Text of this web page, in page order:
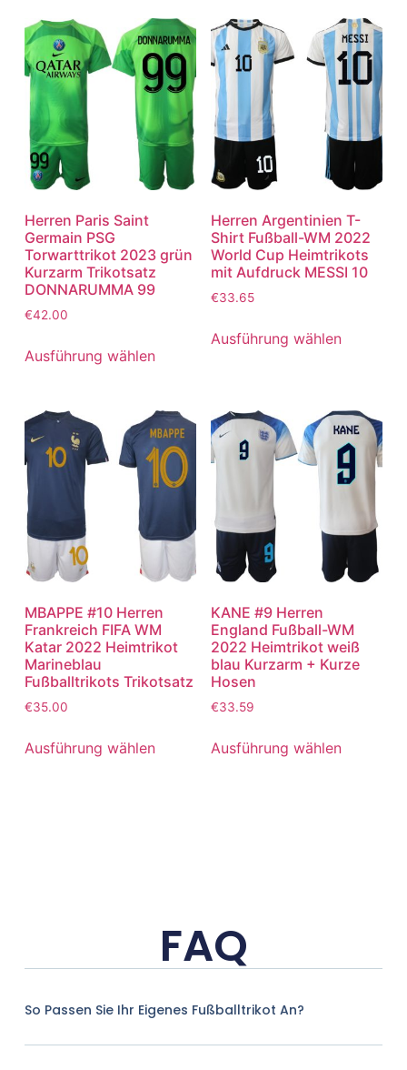
Herren Paris Saint
Germain PSG
Torwarttrikot 2023 grün
Kurzarm Trikotsatz
DONNARUMMA 99
€42.00
Ausführung wählen
Herren Argentinien T-
Shirt Fußball-WM 2022
World Cup Heimtrikots
mit Aufdruck MESSI 10
€33.65
Ausführung wählen
MBAPPE #10 Herren
Frankreich FIFA WM
Katar 2022 Heimtrikot
Marineblau
Fußballtrikots Trikotsatz
€35.00
Ausführung wählen
KANE #9 Herren
England Fußball-WM
2022 Heimtrikot weiß
blau Kurzarm + Kurze
Hosen
€33.59
Ausführung wählen
FAQ
So Passen Sie Ihr Eigenes Fußballtrikot An?